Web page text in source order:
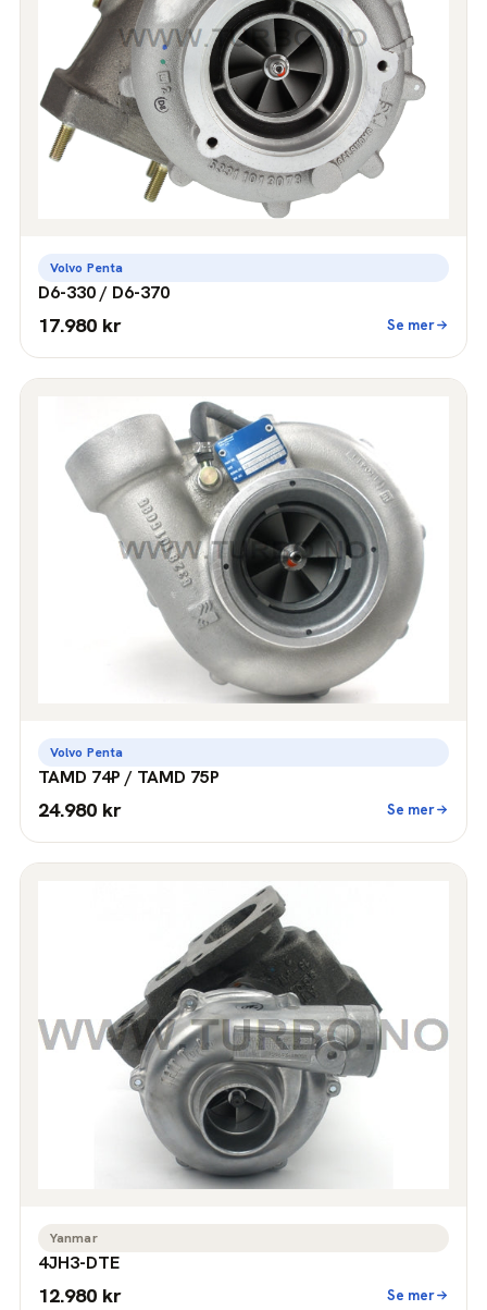
Volvo Penta
D6-330 / D6-370
17.980 kr Se mer
Volvo Penta
TAMD 74P / TAMD 75P
24.980 kr Se mer
Yanmar
4JH3-DTE
12.980 kr Se mer